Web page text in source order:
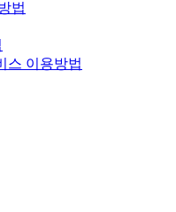
법
스 이용방법